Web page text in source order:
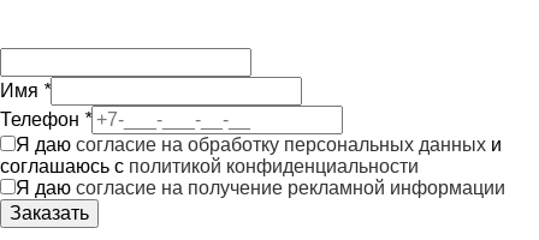
Имя *
Телефон *
Я даю согласие на обработку персональных данных и
соглашаюсь с политикой конфиденциальности
Я даю согласие на получение рекламной информации
Заказать